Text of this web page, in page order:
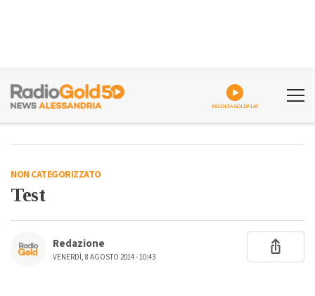
ASCOLTA GOLDPLAY
NON CATEGORIZZATO
Test
Redazione
VENERDÌ, 8 AGOSTO 2014 - 10:43